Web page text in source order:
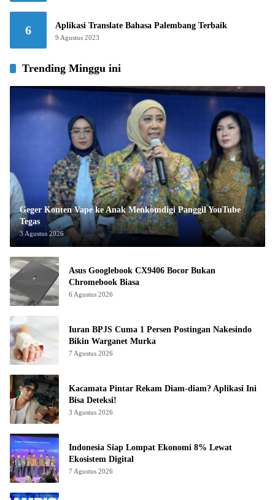
6 Aplikasi Translate Bahasa Palembang Terbaik
9 Agustus 2023
Trending Minggu ini
Geger Konten Vape ke Anak Menkomdigi Panggil YouTube
Tegas
3 Agustus 2026
Asus Googlebook CX9406 Bocor Bukan
Chromebook Biasa
6 Agustus 2026
Iuran BPJS Cuma 1 Persen Postingan Nakesindo
Bikin Warganet Murka
7 Agustus 2026
Kacamata Pintar Rekam Diam-diam? Aplikasi Ini
Bisa Deteksi!
3 Agustus 2026
Indonesia Siap Lompat Ekonomi 8% Lewat
Ekosistem Digital
7 Agustus 2026